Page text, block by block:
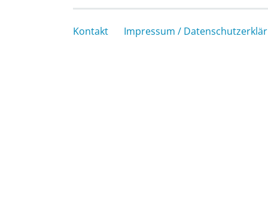
Kontakt Impressum /